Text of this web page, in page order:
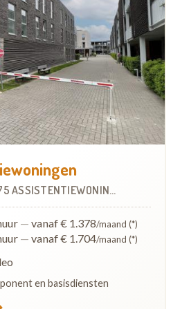
ASSISTENTIEWONINGEN
— vanaf € 1.378/maand (*)
— vanaf € 1.704/maand (*)
en basisdiensten